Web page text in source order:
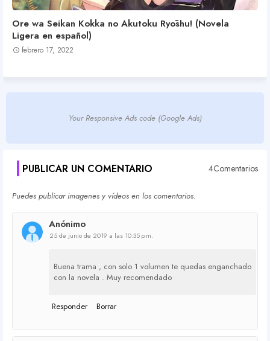
Ore wa Seikan Kokka no Akutoku Ryōshu! (Novela
Ligera en español)
febrero 17, 2022
Your Responsive Ads code (Google Ads)
PUBLICAR UN COMENTARIO 4Comentarios
Puedes publicar imagenes y vídeos en los comentarios.
Anónimo
25 de junio de 2019 a las 10:35 p.m.
Buena trama , con solo 1 volumen te quedas enganchado
con la novela . Muy recomendado
Responder Borrar